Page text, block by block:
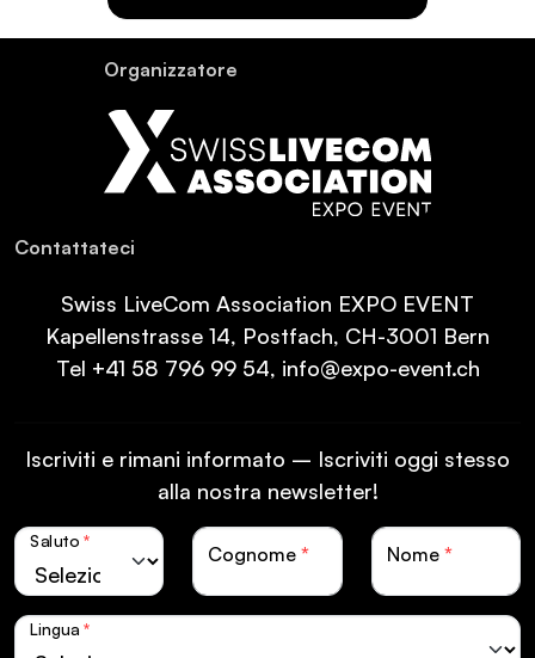
Or­ganiz­za­tore
Con­tat­ta­teci
Swiss LiveCom Association EXPO EVENT
Kapellenstrasse 14, Postfach, CH-3001 Bern
Tel +41 58 796 99 54, info@expo-event.ch
Iscriviti e rimani informato – Iscriviti oggi stesso
alla nostra newsletter!
Saluto *
Cognome * Nome *
Lingua *